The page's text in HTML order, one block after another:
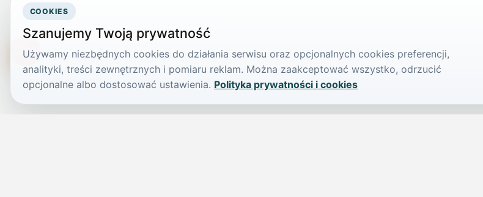
COOKIES
Szanujemy Twoją prywatność
Używamy niezbędnych cookies do działania serwisu oraz opcjonalnych cookies preferencji,
analityki, treści zewnętrznych i pomiaru reklam. Można zaakceptować wszystko, odrzucić
opcjonalne albo dostosować ustawienia. Polityka prywatności i cookies
TikTokowa Jelonka